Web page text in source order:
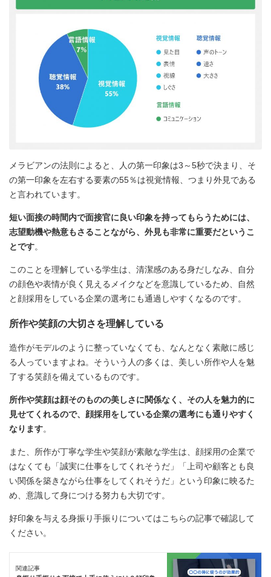
メラビアンの法則によると、人の第一印象は3～5秒で決まり、そ
の第一印象を左右する要素の55％は視覚情報、つまり外見である
と言われています。
短い面接の時間内で面接官に良い印象を持ってもらうためには、
志望動機や熱意もさることながら、外見も非常に重要だというこ
とです。
このことを理解している学生は、清潔感のある身だしなみ、自分
の顔色や表情が良く見えるメイクなどを意識しているため、自然
と顔採用をしている企業の選考にも通過しやすくなるのです。
所作や笑顔の大切さを理解している
造作がモデルのように整っていなくても、なんとなく素敵に感じ
る人っていますよね。そういう人の多くは、美しい所作や人を魅
了する笑顔を備えているものです。
所作や笑顔は顔そのものの美しさに関係なく、その人を魅力的に
見せてくれるので、顔採用をしている企業の選考にも通りやすく
なります。
また、所作が丁寧な学生や笑顔が素敵な学生は、顔採用の企業で
はなくても「誠実に仕事をしてくれそうだ」「上司や顧客とも良
い関係を築きながら仕事をしてくれそうだ」という印象に映るた
め、意識して身につける努力も大切です。
好印象を与える身振り手振りについてはこちらの記事で確認して
ください。
関連記事